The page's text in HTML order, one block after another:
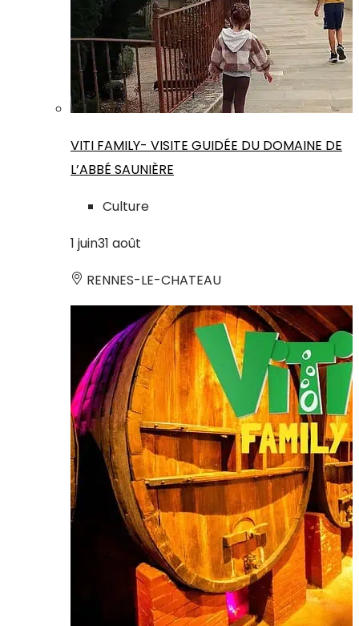
VITI FAMILY- VISITE GUIDÉE DU DOMAINE DE
L’ABBÉ SAUNIÈRE
Culture
1 juin31 août
RENNES-LE-CHATEAU